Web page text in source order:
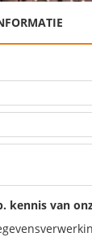
kennis van